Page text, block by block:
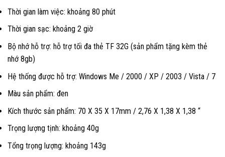
Thời gian làm việc: khoảng 80 phút
Thời gian sạc: khoảng 2 giờ
Bộ nhớ hỗ trợ: hỗ trợ tối đa thẻ TF 32G (sản phẩm tặng kèm thẻ
nhớ 8gb)
Hệ thống được hỗ trợ: Windows Me / 2000 / XP / 2003 / Vista / 7
Màu sản phẩm: đen
Kích thước sản phẩm: 70 X 35 X 17mm / 2,76 X 1,38 X 1,38 “
Trọng lượng tịnh: khoảng 40g
Tổng trọng lượng: khoảng 143g